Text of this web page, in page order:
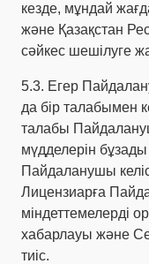
кезде, мұндай
және Қазақстан
сәйкес шешілуге
5.3. Егер
да бір талабымен
талабы
мүдделерін
Пайдаланушы
Лицензиарға
міндеттемелерді
хабарлауы және
тиіс.